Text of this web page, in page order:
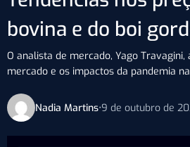
bovina e do boi
O analista de mercado, Yago
mercado e os impactos da pandemia
Nadia Martins•9 de outubro de